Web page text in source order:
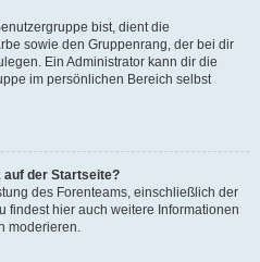
bist, dient die
sowie den Gruppenrang, der bei dir
Ein Administrator kann dir die
im persönlichen Bereich selbst
auf der Startseite?
des Forenteams, einschließlich der
findest hier auch weitere Informationen
moderieren.